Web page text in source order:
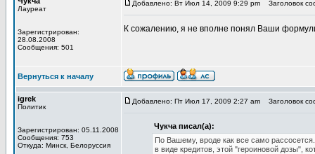
Лауреат
Зарегистрирован:
28.08.2008
Сообщения: 501
Добавлено: Вт Июл 14, 2009 9:29 pm Заголовок
К сожалению, я не вполне понял Ваши
Вернуться к началу
igrek
Политик
Зарегистрирован: 05.11.2008
Сообщения: 753
Откуда: Минск, Белоруссия
Добавлено: Пт Июл 17, 2009 2:27 am Заголовок
Чукча писал(а):
По Вашему, вроде как все само
в виде кредитов, этой "героиновой дозы",